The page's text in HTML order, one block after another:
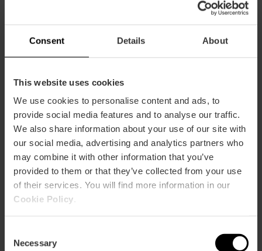
Consent Details About
This website uses cookies
We use cookies to personalise content and ads, to
provide social media features and to analyse our traffic.
We also share information about your use of our site with
our social media, advertising and analytics partners who
may combine it with other information that you’ve
provided to them or that they’ve collected from your use
of their services. You will find more information in our
Cookie Policy
Selection
Necessary
Informació pràctica
Horari d'obertura
Dies de tancament